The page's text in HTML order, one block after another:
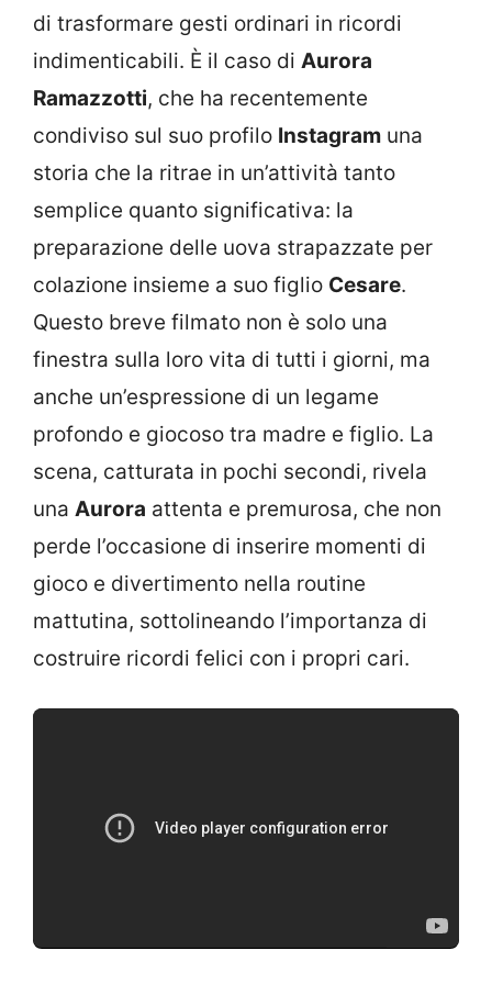
di trasformare gesti ordinari in ricordi
indimenticabili. È il caso di Aurora
Ramazzotti, che ha recentemente
condiviso sul suo profilo Instagram una
storia che la ritrae in un’attività tanto
semplice quanto significativa: la
preparazione delle uova strapazzate per
colazione insieme a suo figlio Cesare.
Questo breve filmato non è solo una
finestra sulla loro vita di tutti i giorni, ma
anche un’espressione di un legame
profondo e giocoso tra madre e figlio. La
scena, catturata in pochi secondi, rivela
una Aurora attenta e premurosa, che non
perde l’occasione di inserire momenti di
gioco e divertimento nella routine
mattutina, sottolineando l’importanza di
costruire ricordi felici con i propri cari.